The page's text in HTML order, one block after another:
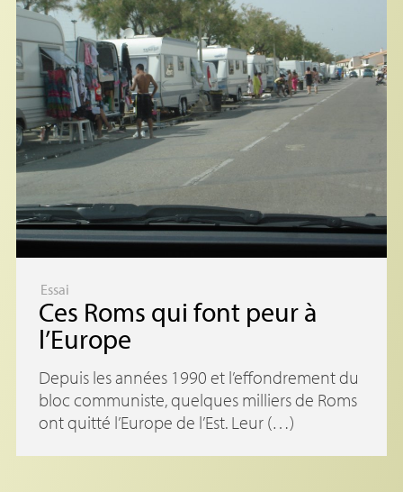
Essai
Ces Roms qui font peur à
l’Europe
Depuis les années 1990 et l’effondrement du
bloc communiste, quelques milliers de Roms
ont quitté l’Europe de l’Est. Leur (…)